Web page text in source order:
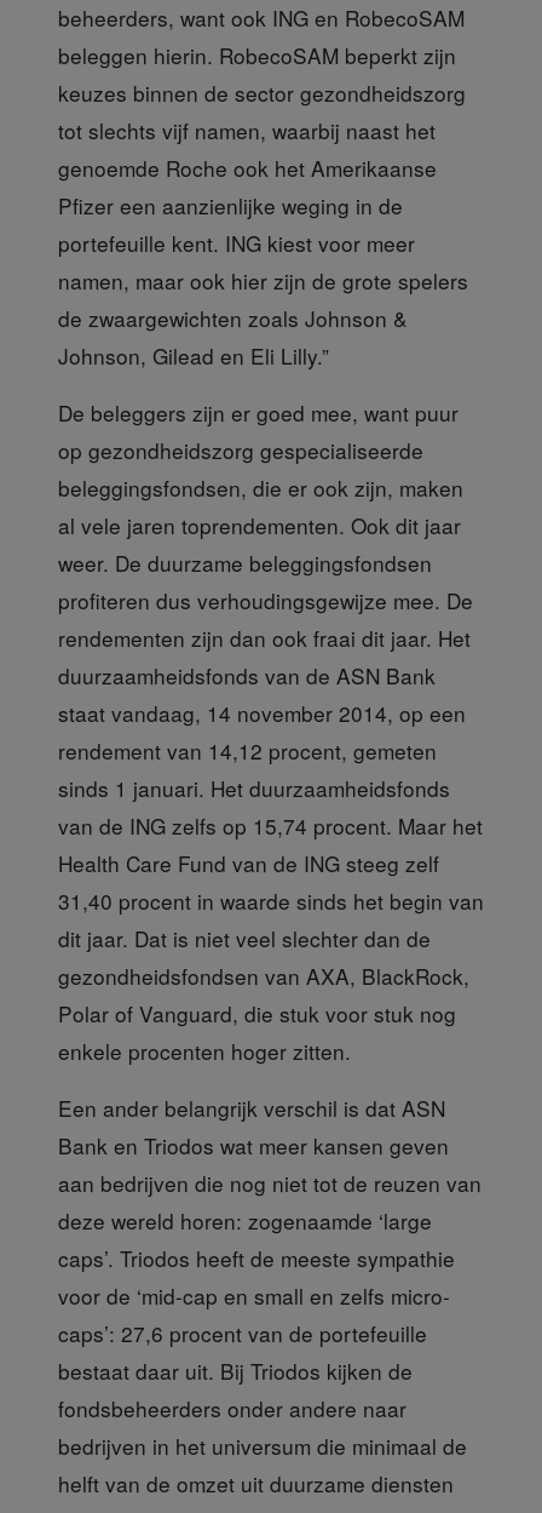
beheerders, want ook ING en RobecoSAM
beleggen hierin. RobecoSAM beperkt zijn
keuzes binnen de sector gezondheidszorg
tot slechts vijf namen, waarbij naast het
genoemde Roche ook het Amerikaanse
Pfizer een aanzienlijke weging in de
portefeuille kent. ING kiest voor meer
namen, maar ook hier zijn de grote spelers
de zwaargewichten zoals Johnson &
Johnson, Gilead en Eli Lilly.”
De beleggers zijn er goed mee, want puur
op gezondheidszorg gespecialiseerde
beleggingsfondsen, die er ook zijn, maken
al vele jaren toprendementen. Ook dit jaar
weer. De duurzame beleggingsfondsen
profiteren dus verhoudingsgewijze mee. De
rendementen zijn dan ook fraai dit jaar. Het
duurzaamheidsfonds van de ASN Bank
staat vandaag, 14 november 2014, op een
rendement van 14,12 procent, gemeten
sinds 1 januari. Het duurzaamheidsfonds
van de ING zelfs op 15,74 procent. Maar het
Health Care Fund van de ING steeg zelf
31,40 procent in waarde sinds het begin van
dit jaar. Dat is niet veel slechter dan de
gezondheidsfondsen van AXA, BlackRock,
Polar of Vanguard, die stuk voor stuk nog
enkele procenten hoger zitten.
Een ander belangrijk verschil is dat ASN
Bank en Triodos wat meer kansen geven
aan bedrijven die nog niet tot de reuzen van
deze wereld horen: zogenaamde ‘large
caps’. Triodos heeft de meeste sympathie
voor de ‘mid-cap en small en zelfs micro-
caps’: 27,6 procent van de portefeuille
bestaat daar uit. Bij Triodos kijken de
fondsbeheerders onder andere naar
bedrijven in het universum die minimaal de
helft van de omzet uit duurzame diensten